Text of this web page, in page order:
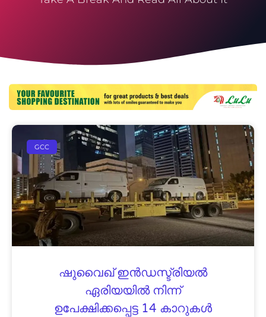
GCC
ഷുവൈഖ് ഇൻഡസ്ട്രിയൽ
ഏരിയയിൽ നിന്ന്
ഉപേക്ഷിക്കപ്പെട്ട 14 കാറുകൾ